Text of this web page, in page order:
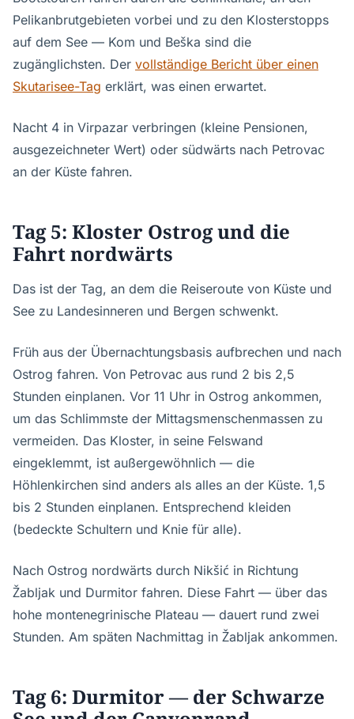
Pelikanbrutgebieten vorbei und zu den Klosterstopps
auf dem See — Kom und Beška sind die
zugänglichsten. Der vollständige Bericht über einen
Skutarisee-Tag erklärt, was einen erwartet.
Nacht 4 in Virpazar verbringen (kleine Pensionen,
ausgezeichneter Wert) oder südwärts nach Petrovac
an der Küste fahren.
Tag 5: Kloster Ostrog und die
Fahrt nordwärts
Das ist der Tag, an dem die Reiseroute von Küste und
See zu Landesinneren und Bergen schwenkt.
Früh aus der Übernachtungsbasis aufbrechen und nach
Ostrog fahren. Von Petrovac aus rund 2 bis 2,5
Stunden einplanen. Vor 11 Uhr in Ostrog ankommen,
um das Schlimmste der Mittagsmenschenmassen zu
vermeiden. Das Kloster, in seine Felswand
eingeklemmt, ist außergewöhnlich — die
Höhlenkirchen sind anders als alles an der Küste. 1,5
bis 2 Stunden einplanen. Entsprechend kleiden
(bedeckte Schultern und Knie für alle).
Nach Ostrog nordwärts durch Nikšić in Richtung
Žabljak und Durmitor fahren. Diese Fahrt — über das
hohe montenegrinische Plateau — dauert rund zwei
Stunden. Am späten Nachmittag in Žabljak ankommen.
Tag 6: Durmitor — der Schwarze